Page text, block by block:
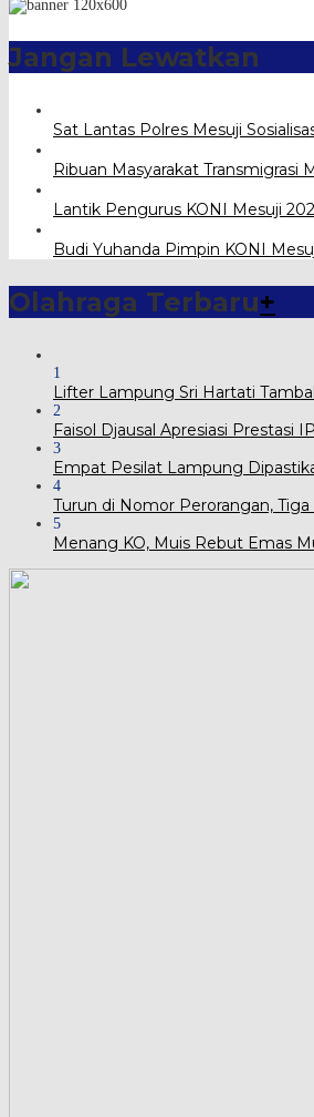
Jangan Lewatkan
Sat Lantas Polres Mesuji
Ribuan Masyarakat Transmigrasi
Lantik Pengurus KONI Mesuji
Budi Yuhanda Pimpin KONI
Olahraga Terbaru+
1
Lifter Lampung Sri Hartati
2
Faisol Djausal Apresiasi Prestasi
3
Empat Pesilat Lampung
4
Turun di Nomor Perorangan,
5
Menang KO, Muis Rebut Emas